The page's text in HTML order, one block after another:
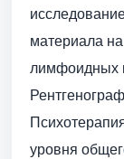
материала
лимфоидных
уровня